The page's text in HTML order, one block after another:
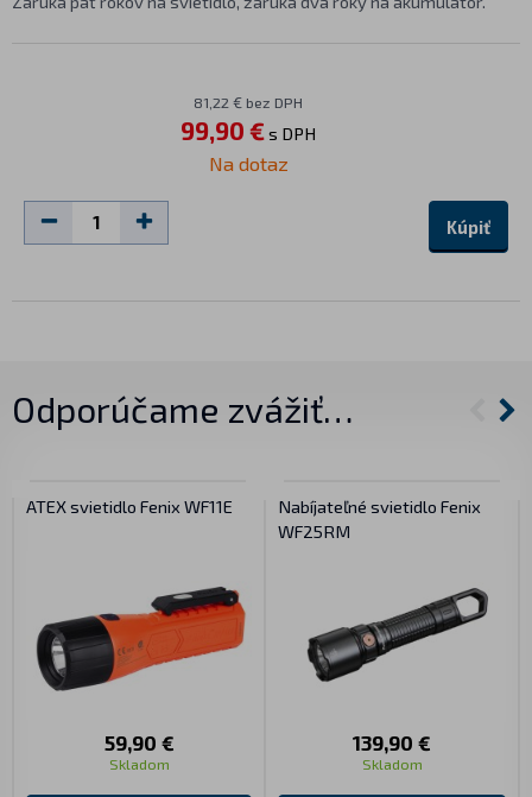
81,22 € bez DPH
99,90 €s DPH
Na dotaz
Kúpiť
Odporúčame zvážiť…
ATEX svietidlo Fenix WF11E
59,90 €
Skladom
Nabíjateľné svietidlo Fenix
WF25RM
139,90 €
Skladom